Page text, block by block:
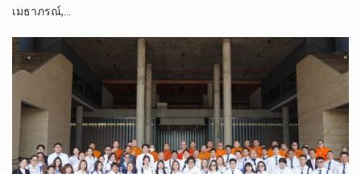
เมธาภรณ์,…